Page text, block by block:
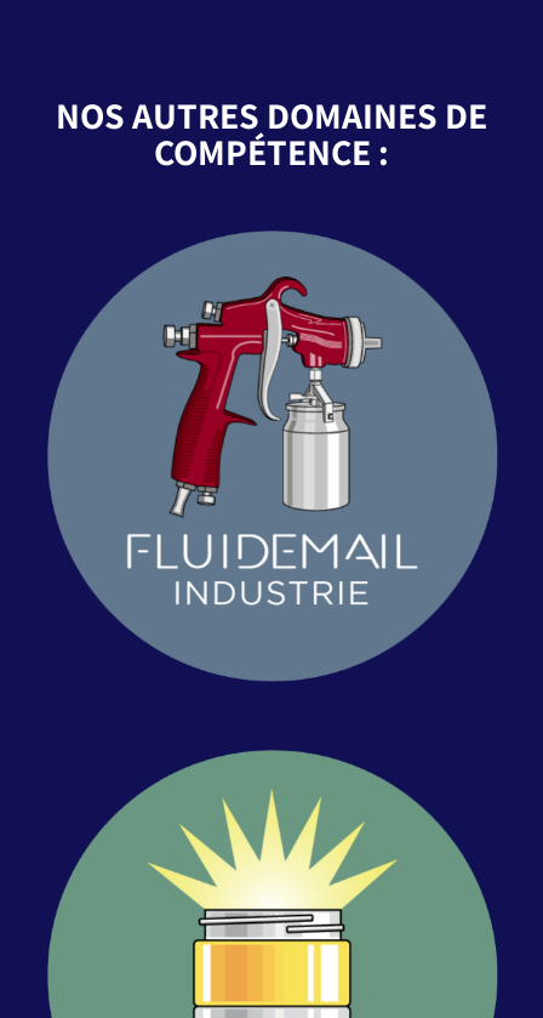
NOS AUTRES DOMAINES DE
COMPÉTENCE :